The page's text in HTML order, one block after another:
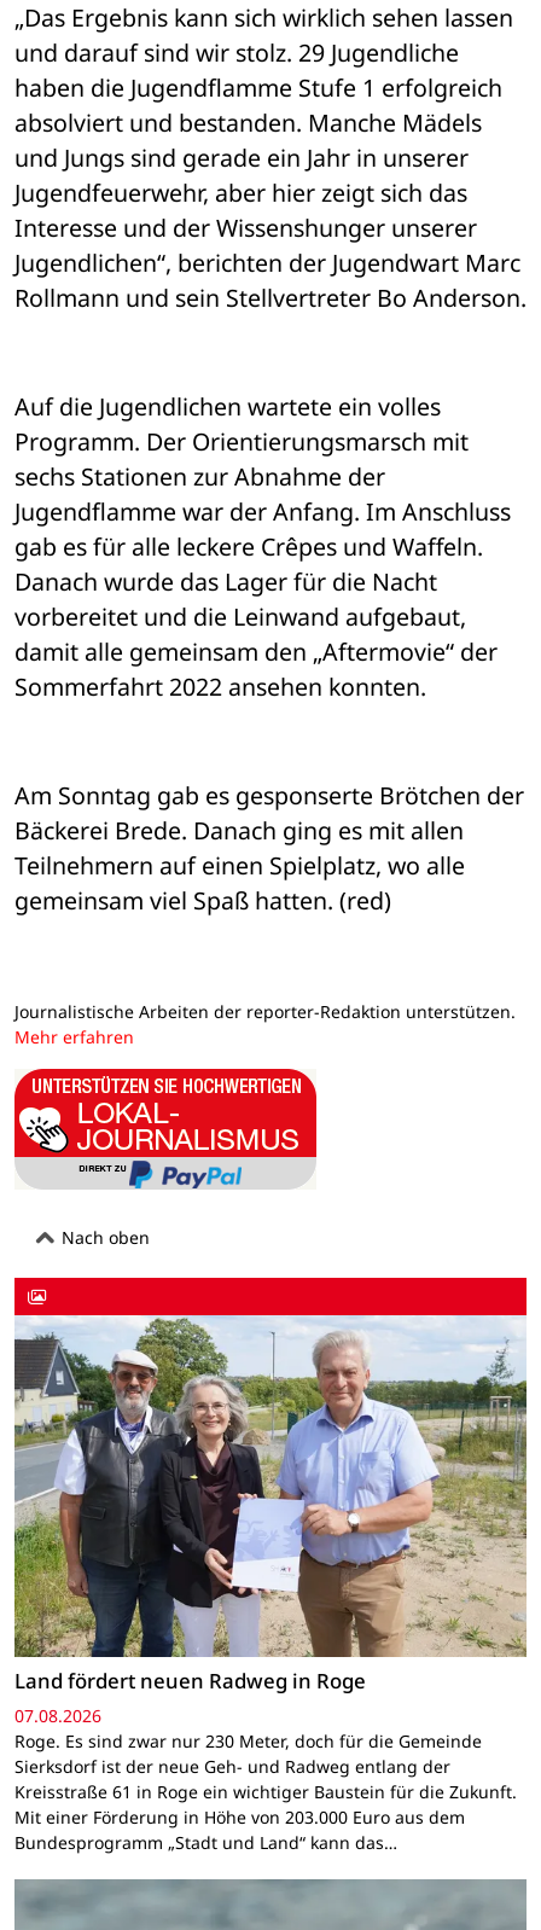
„Das Ergebnis kann sich wirklich sehen lassen
und darauf sind wir stolz. 29 Jugendliche
haben die Jugendflamme Stufe 1 erfolgreich
absolviert und bestanden. Manche Mädels
und Jungs sind gerade ein Jahr in unserer
Jugendfeuerwehr, aber hier zeigt sich das
Interesse und der Wissenshunger unserer
Jugendlichen“, berichten der Jugendwart Marc
Auf die Jugendlichen wartete ein volles
Programm. Der Orientierungsmarsch mit
sechs Stationen zur Abnahme der
Jugendflamme war der Anfang. Im Anschluss
gab es für alle leckere Crêpes und Waffeln.
Danach wurde das Lager für die Nacht
vorbereitet und die Leinwand aufgebaut,
damit alle gemeinsam den „Aftermovie“ der
Sommerfahrt 2022 ansehen konnten.
Am Sonntag gab es gesponserte Brötchen der
Bäckerei Brede. Danach ging es mit allen
Teilnehmern auf einen Spielplatz, wo alle
gemeinsam viel Spaß hatten. (red)
Journalistische Arbeiten der reporter-Redaktion unterstützen.
Mehr erfahren
Nach oben
Land fördert neuen Radweg in Roge
07.08.2026
Roge. Es sind zwar nur 230 Meter, doch für die Gemeinde
Sierksdorf ist der neue Geh- und Radweg entlang der
Kreisstraße 61 in Roge ein wichtiger Baustein für die Zukunft.
Mit einer Förderung in Höhe von 203.000 Euro aus dem
Bundesprogramm „Stadt und Land“ kann das…